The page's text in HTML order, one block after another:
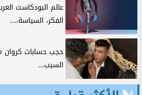
عالم البودكاست
الفكر، السياسة،...
حجب حسابات
السبب...